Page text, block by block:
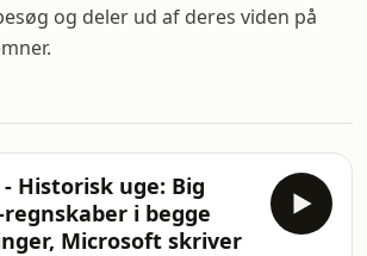
og deler ud af deres viden på
- Historisk uge: Big
regnskaber i begge
Microsoft skriver